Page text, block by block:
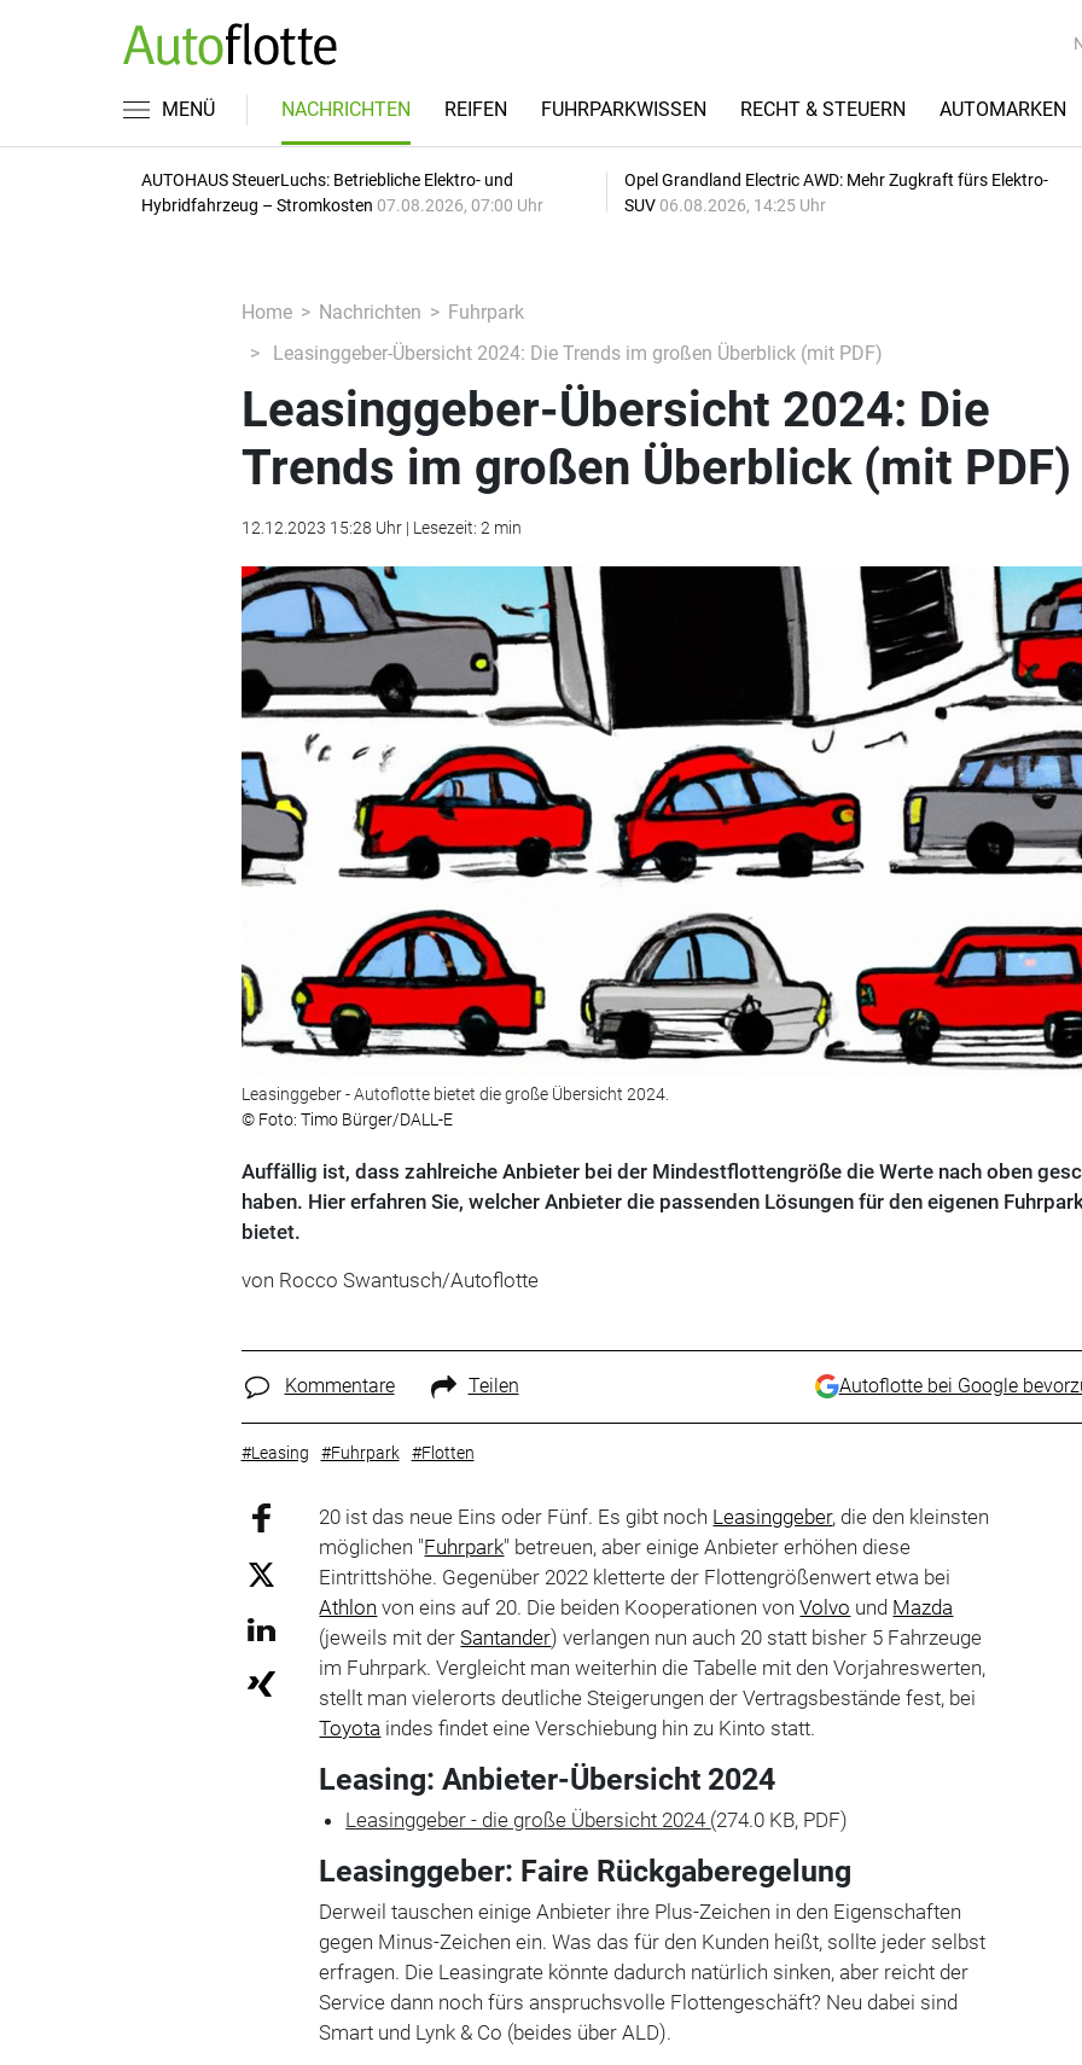
MENÜ NACHRICHTEN REIFEN FUHRPARKWISSEN RECHT & STEUERN AUTOMARKEN
AUTOHAUS SteuerLuchs: Betriebliche Elektro- und
Hybridfahrzeug – Stromkosten 07.08.2026, 07:00 Uhr
Opel Grandland Electric AWD: Mehr Zugkraft fürs Elektro-
SUV 06.08.2026, 14:25 Uhr
Home Nachrichten
Fuhrpark
Leasinggeber-Übersicht 2024: Die Trends im großen Überblick (mit PDF)
Leasinggeber-Übersicht 2024: Die
Trends im großen Überblick (mit PDF)
12.12.2023 15:28 Uhr | Lesezeit: 2 min
Leasinggeber - Autoflotte bietet die große Übersicht 2024.
© Foto: Timo Bürger/DALL-E
Auffällig ist, dass zahlreiche Anbieter bei der Mindestflottengröße die Werte nach oben
haben. Hier erfahren Sie, welcher Anbieter die passenden Lösungen für den eigenen
bietet.
von Rocco Swantusch/Autoflotte
Kommentare Teilen Autoflotte bei Google
#Leasing #Fuhrpark #Flotten
20 ist das neue Eins oder Fünf. Es gibt noch Leasinggeber, die den kleinsten
möglichen "Fuhrpark" betreuen, aber einige Anbieter erhöhen diese
Eintrittshöhe. Gegenüber 2022 kletterte der Flottengrößenwert etwa bei
Athlon von eins auf 20. Die beiden Kooperationen vonVolvo und Mazda
(jeweils mit derSantander) verlangen nun auch 20 statt bisher 5 Fahrzeuge
im Fuhrpark. Vergleicht man weiterhin die Tabelle mit den Vorjahreswerten,
stellt man vielerorts deutliche Steigerungen der Vertragsbestände fest, bei
Toyota indes findet eine Verschiebung hin zu Kinto statt.
Leasing: Anbieter-Übersicht 2024
Leasinggeber - die große Übersicht 2024 (274.0 KB, PDF)
Leasinggeber: Faire Rückgaberegelung
Derweil tauschen einige Anbieter ihre Plus-Zeichen in den Eigenschaften
gegen Minus-Zeichen ein. Was das für den Kunden heißt, sollte jeder selbst
erfragen. Die Leasingrate könnte dadurch natürlich sinken, aber reicht der
Service dann noch fürs anspruchsvolle Flottengeschäft? Neu dabei sind
Smart und Lynk & Co (beides über ALD).